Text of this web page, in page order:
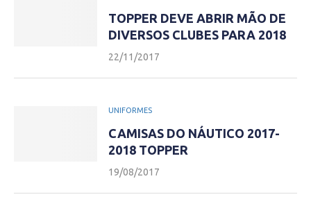
TOPPER DEVE ABRIR MÃO DE
DIVERSOS CLUBES PARA 2018
22/11/2017
UNIFORMES
CAMISAS DO NÁUTICO 2017-
2018 TOPPER
19/08/2017